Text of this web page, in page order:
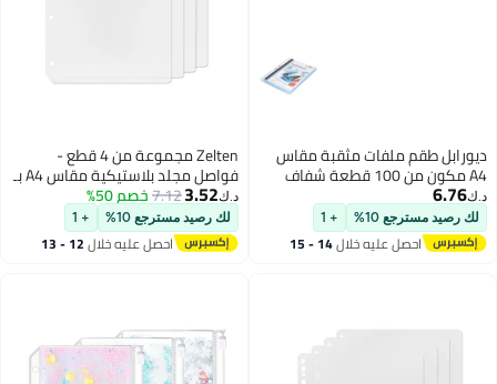
Zelten مجموعة من 4 قطع -
4 ثقوب، فواصل مقاومة للماء
للمنظم الشخصي (فواصل، A4)
د.ك‏3.52
7.12خصم 50%
لك رصيد مسترجع 10% + 1
احصل عليه خلال 12 - 13